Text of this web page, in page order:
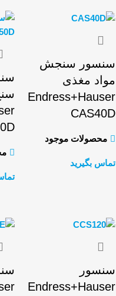
سنسور سنجش
مواد مغذی
Endress+Hauser
CAS40D
محصولات موجود
تماس بگیرید
سنسور
Endress+Hauser